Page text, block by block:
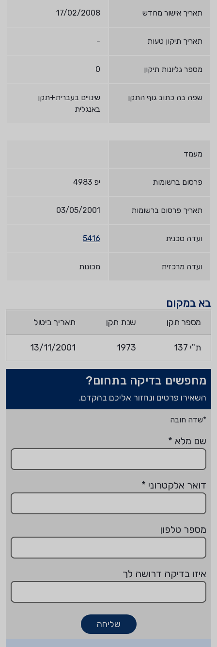
תאריך אישור מחדש 17/02/2008
תאריך תיקון טעות -
מספר גליונות תיקון 0
שפה בה כתוב גוף התקן
שינויים בעברית+תקן
באנגלית
מעמד
פרסום ברשומות יפ 4983
תאריך פרסום ברשומות 03/05/2001
ועדה טכנית 5416
ועדה מרכזית מכונות
בא במקום
מספר תקן שנת תקן תאריך ביטול
ת"י 137 1973
13/11/2001
מחפשים בדיקה בתחום?
השאירו פרטים ונחזור אליכם בהקדם.
*שדה חובה
שם מלא *
דואר אלקטרוני *
מספר טלפון
איזו בדיקה דרושה לך
שליחה